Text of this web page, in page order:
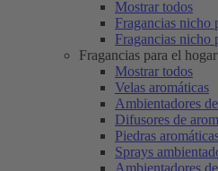
Mostrar todos
Fragancias nicho
Fragancias nicho
Fragancias para el hogar
Mostrar todos
Velas aromáticas
Ambientadores
Difusores de
Piedras
Sprays
Ambientadores